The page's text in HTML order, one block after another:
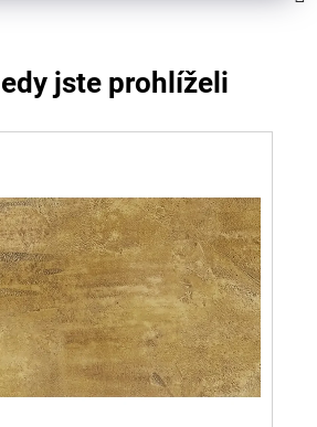
jste prohlíželi